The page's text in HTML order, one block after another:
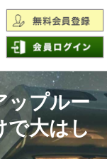
ップルー
で大はし